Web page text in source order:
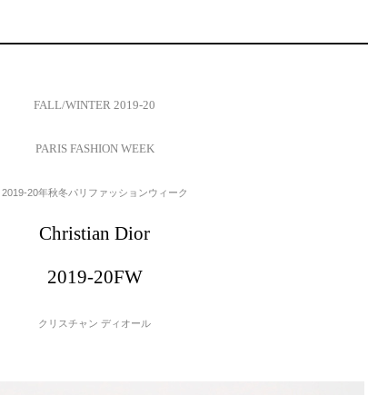
FALL/WINTER 2019-20
PARIS FASHION WEEK
2019-20年秋冬パリファッションウィーク
Christian Dior
2019-20FW
クリスチャン ディオール